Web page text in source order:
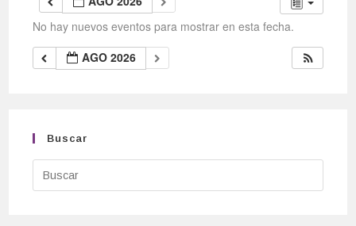
No hay nuevos eventos para mostrar en esta fecha.
AGO 2026
Buscar